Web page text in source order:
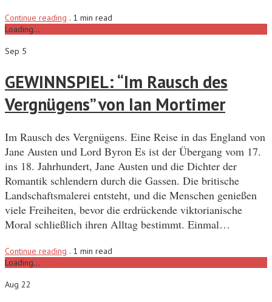
Continue reading . 1 min read
Loading...
Sep 5
GEWINNSPIEL: “Im Rausch des
Vergnügens” von Ian Mortimer
Im Rausch des Vergnügens. Eine Reise in das England von
Jane Austen und Lord Byron Es ist der Übergang vom 17.
ins 18. Jahrhundert, Jane Austen und die Dichter der
Romantik schlendern durch die Gassen. Die britische
Landschaftsmalerei entsteht, und die Menschen genießen
viele Freiheiten, bevor die erdrückende viktorianische
Moral schließlich ihren Alltag bestimmt. Einmal…
Continue reading . 1 min read
Loading...
Aug 22